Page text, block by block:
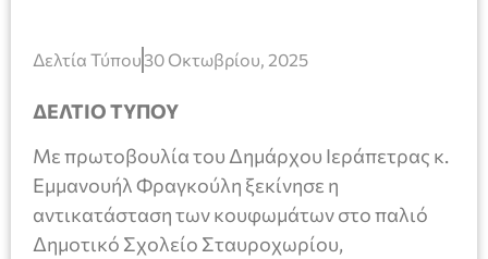
Δελτία Τύπου 30 Οκτωβρίου, 2025
ΔΕΛΤΙΟ ΤΥΠΟΥ
Με πρωτοβουλία του Δημάρχου Ιεράπετρας κ.
Εμμανουήλ Φραγκούλη ξεκίνησε η
αντικατάσταση των κουφωμάτων στο παλιό
Δημοτικό Σχολείο Σταυροχωρίου,